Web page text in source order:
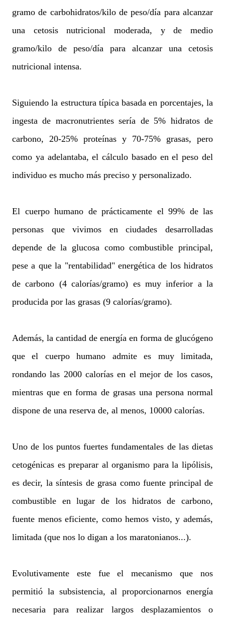
gramo de carbohidratos/kilo de peso/día para alcanzar
una cetosis nutricional moderada, y de medio
gramo/kilo de peso/día para alcanzar una cetosis
nutricional intensa.
Siguiendo la estructura típica basada en porcentajes, la
ingesta de macronutrientes sería de 5% hidratos de
carbono, 20-25% proteínas y 70-75% grasas, pero
como ya adelantaba, el cálculo basado en el peso del
individuo es mucho más preciso y personalizado.
El cuerpo humano de prácticamente el 99% de las
personas que vivimos en ciudades desarrolladas
depende de la glucosa como combustible principal,
pese a que la "rentabilidad" energética de los hidratos
de carbono (4 calorías/gramo) es muy inferior a la
producida por las grasas (9 calorías/gramo).
Además, la cantidad de energía en forma de glucógeno
que el cuerpo humano admite es muy limitada,
rondando las 2000 calorías en el mejor de los casos,
mientras que en forma de grasas una persona normal
dispone de una reserva de, al menos, 10000 calorías.
Uno de los puntos fuertes fundamentales de las dietas
cetogénicas es preparar al organismo para la lipólisis,
es decir, la síntesis de grasa como fuente principal de
combustible en lugar de los hidratos de carbono,
fuente menos eficiente, como hemos visto, y además,
limitada (que nos lo digan a los maratonianos...).
Evolutivamente este fue el mecanismo que nos
permitió la subsistencia, al proporcionarnos energía
necesaria para realizar largos desplazamientos o